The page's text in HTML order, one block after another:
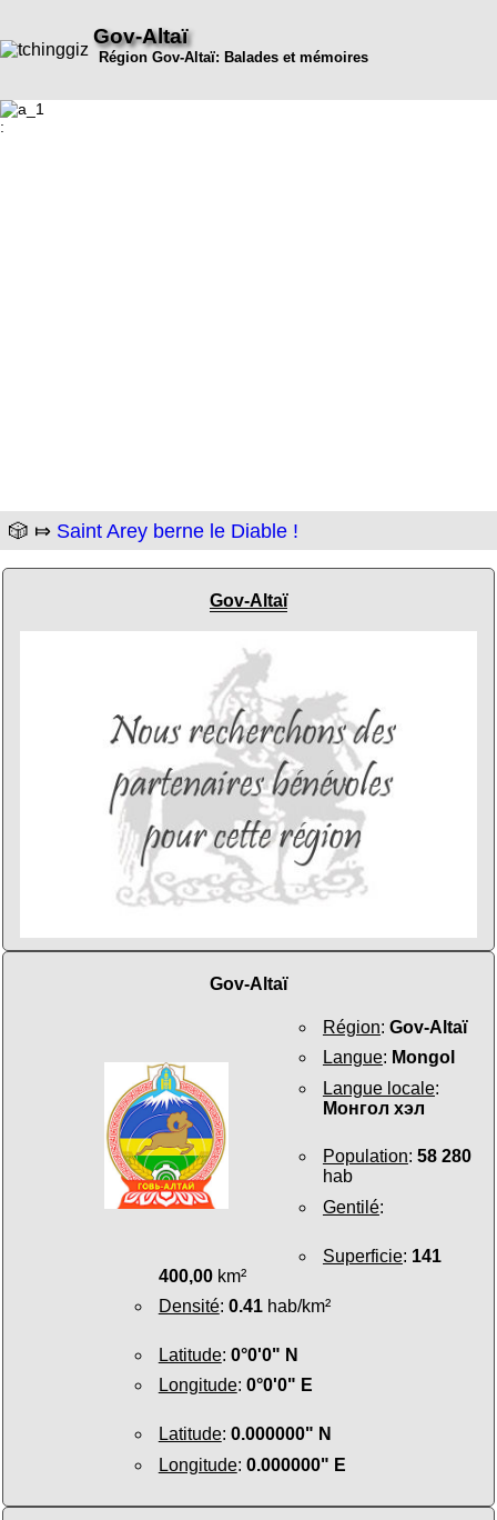
Gov-Altaï
Région Gov-Altaï: Balades et mémoires
:
🎲 ⤇ Saint Arey berne le Diable !
Gov-Altaï
Gov-Altaï
Région: Gov-Altaï
Langue: Mongol
Langue locale:
Монгол хэл
Population: 58 280
hab
Gentilé:
Superficie: 141
400,00km²
Densité: 0.41hab/km²
Latitude: 0°0'0" N
Longitude: 0°0'0" E
Latitude: 0.000000" N
Longitude: 0.000000" E